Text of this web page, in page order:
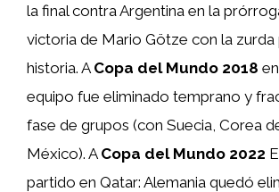
la final contra Argentina en la
victoria de Mario Götze con la zurda
historia. A Copa del Mundo 2018
equipo fue eliminado temprano y
fase de grupos (con Suecia, Corea
México). A Copa del Mundo 2022
partido en Qatar: Alemania quedó